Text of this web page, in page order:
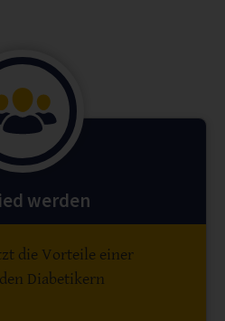
werden
die Vorteile einer
Diabetikern